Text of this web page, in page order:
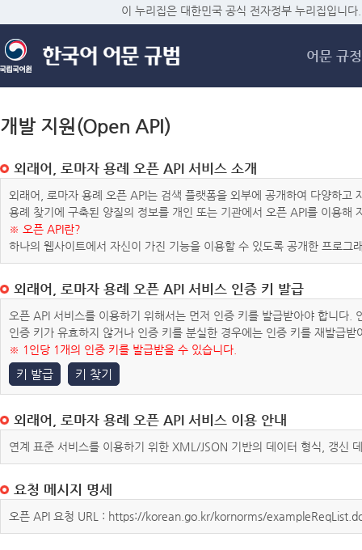
메
이 누리집은 대한민국 공식 전자정부 누리집입니다.
어문 규정
개발 지원(Open API)
외래어, 로마자 용례 오픈 API 서비스 소개
외래어, 로마자 용례 오픈 API는 검색 플랫폼을 외부에 공개하여 다양하
용례 찾기에 구축된 양질의 정보를 개인 또는 기관에서 오픈 API를 이용해
※ 오픈 API란?
하나의 웹사이트에서 자신이 가진 기능을 이용할 수 있도록 공개한 프로그
외래어, 로마자 용례 오픈 API 서비스 인증 키 발급
오픈 API 서비스를 이용하기 위해서는 먼저 인증 키를 발급받아야 합니다
인증 키가 유효하지 않거나 인증 키를 분실한 경우에는 인증 키를 재발급받
※ 1인당 1개의 인증 키를 발급받을 수 있습니다.
키 발급 키 찾기
외래어, 로마자 용례 오픈 API 서비스 이용 안내
연계 표준 서비스를 이용하기 위한 XML/JSON 기반의 데이터 형식, 갱신
요청 메시지 명세
오픈 API 요청 URL : https://korean.go.kr/kornorms/